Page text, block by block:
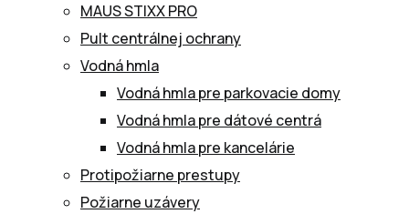
MAUS STIXX PRO
Pult centrálnej ochrany
Vodná hmla
Vodná hmla pre parkovacie domy
Vodná hmla pre dátové centrá
Vodná hmla pre kancelárie
Protipožiarne prestupy
Požiarne uzávery